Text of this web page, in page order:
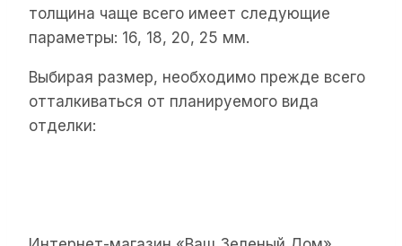
толщина чаще всего имеет следующие
параметры: 16, 18, 20, 25 мм.
Выбирая размер, необходимо прежде всего
отталкиваться от планируемого вида
отделки: